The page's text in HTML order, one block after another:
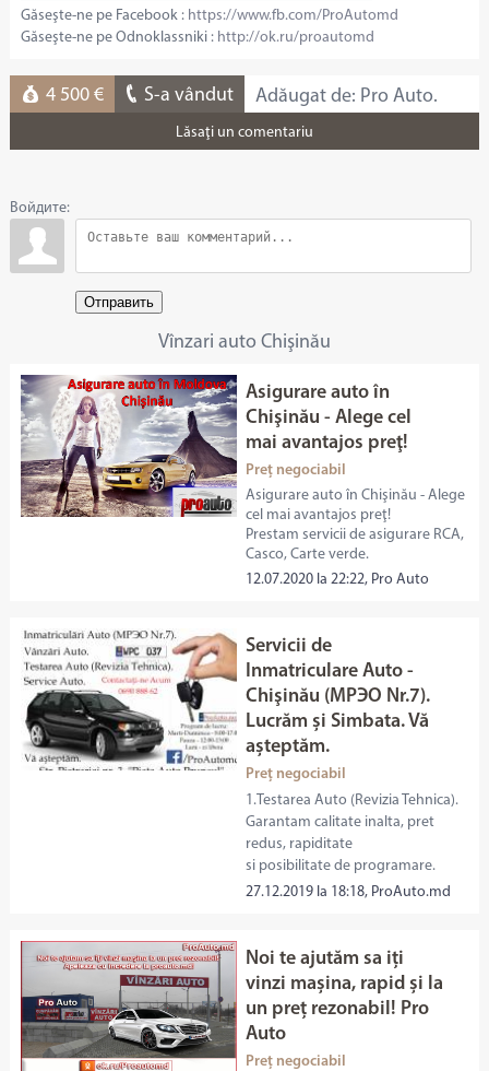
Găseşte-ne pe Facebook : https://www.fb.com/ProAutomd
Găseşte-ne pe Odnoklassniki : http://ok.ru/proautomd
4 500 € S-a vândut Adăugat de: Pro Auto.
Lăsaţi un comentariu
Войдите:
Отправить
Vînzari auto Chişinău
Asigurare auto în
Chişinău - Alege cel
mai avantajos preţ!
Preț negociabil
Asigurare auto în Chişinău - Alege
cel mai avantajos preţ!
Prestam servicii de asigurare RCA,
Casco, Carte verde.
12.07.2020 la 22:22, Pro Auto
Servicii de
Inmatriculare Auto -
Chişinău (МРЭО Nr.7).
Lucrăm și Simbata. Vă
așteptăm.
Preț negociabil
1.Testarea Auto (Revizia Tehnica).
Garantam calitate inalta, pret
redus, rapiditate
si posibilitate de programare.
27.12.2019 la 18:18, ProAuto.md
Noi te ajutăm sa iți
vinzi mașina, rapid și la
un preț rezonabil! Pro
Auto
Preț negociabil